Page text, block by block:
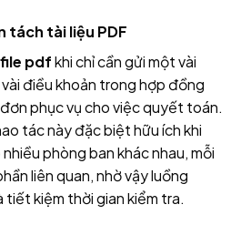
tách tài liệu PDF
pdfkhi chỉ cần gửi một vài
điều khoản trong hợp đồng
phục vụ cho việc quyết toán.
tác này đặc biệt hữu ích khi
phòng ban khác nhau, mỗi
liên quan, nhờ vậy luồng
tiết kiệm thời gian kiểm tra.